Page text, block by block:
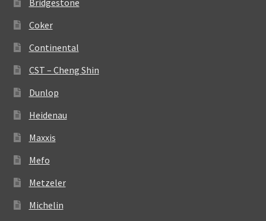
Bridgestone
Coker
Continental
CST – Cheng Shin
Dunlop
Heidenau
Maxxis
Mefo
Metzeler
Michelin